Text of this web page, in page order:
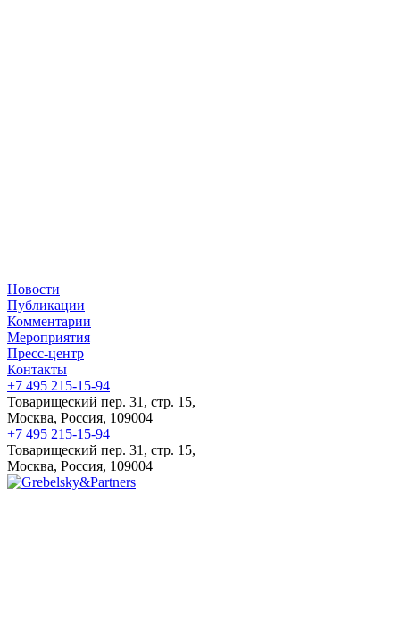
Новости
Публикации
Комментарии
Мероприятия
Пресс-центр
Контакты
+7 495 215-15-94
Товарищеский пер. 31, стр. 15,
Москва, Россия, 109004
+7 495 215-15-94
Товарищеский пер. 31, стр. 15,
Москва, Россия, 109004